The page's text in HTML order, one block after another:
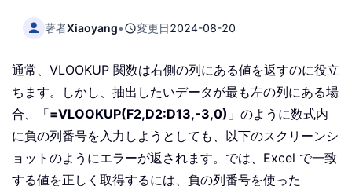
著者Xiaoyang• 変更日2024-08-20
通常、VLOOKUP 関数は右側の列にある値を返すのに役立
ちます。しかし、抽出したいデータが最も左の列にある場
合、「=VLOOKUP(F2,D2:D13,-3,0) 」のように数式内
に負の列番号を入力しようとしても、以下のスクリーンシ
ョットのようにエラーが返されます。では、Excel で一致
する値を正しく取得するには、負の列番号を使った